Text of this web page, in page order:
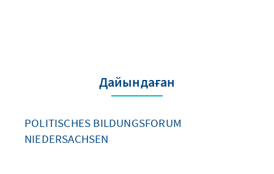
Дайындаған
POLITISCHES BILDUNGSFORUM
NIEDERSACHSEN